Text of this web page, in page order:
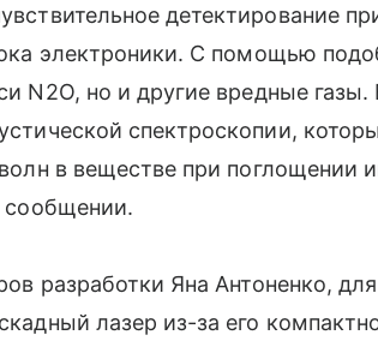
детектирование
электроники. С помощью
N2O, но и другие вредные
спектроскопии,
в веществе при поглощении
сообщении.
разработки Яна Антоненко,
лазер из-за его